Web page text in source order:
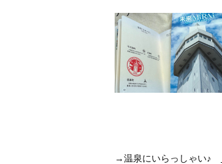
→温泉にいらっしゃい♪